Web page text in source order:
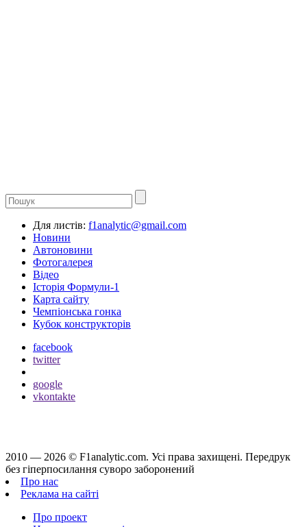
Для листів: f1analytic@gmail.com
Новини
Автоновини
Фотогалерея
Відео
Історія Формули-1
Карта сайту
Чемпіонська гонка
Кубок конструкторів
facebook
twitter
google
vkontakte
2010 — 2026 © F1analytic.com. Усi права захищенi. Передрук
без гіперпосилання суворо заборонений
Про нас
Реклама на сайті
Про проект